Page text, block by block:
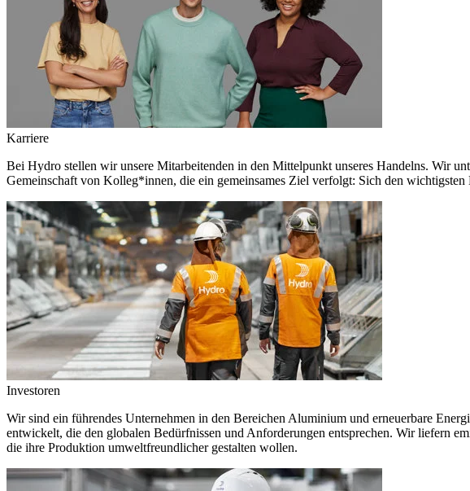
Karriere
Bei Hydro stellen wir unsere Mitarbeitenden in den Mittelpunkt unseres Handelns. Wir
Gemeinschaft von Kolleg*innen, die ein gemeinsames Ziel verfolgt: Sich den wichtigsten
Investoren
Wir sind ein führendes Unternehmen in den Bereichen Aluminium und erneuerbare
entwickelt, die den globalen Bedürfnissen und Anforderungen entsprechen. Wir liefern
die ihre Produktion umweltfreundlicher gestalten wollen.